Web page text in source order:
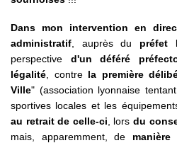
Dans mon intervention en
administratif , auprès du préfet
perspective d'un déféré
légalité , contre la première
Ville" (association lyonnaise
sportives locales et les
au retrait de celle-ci , lorsdu
mais, apparemment, de manière